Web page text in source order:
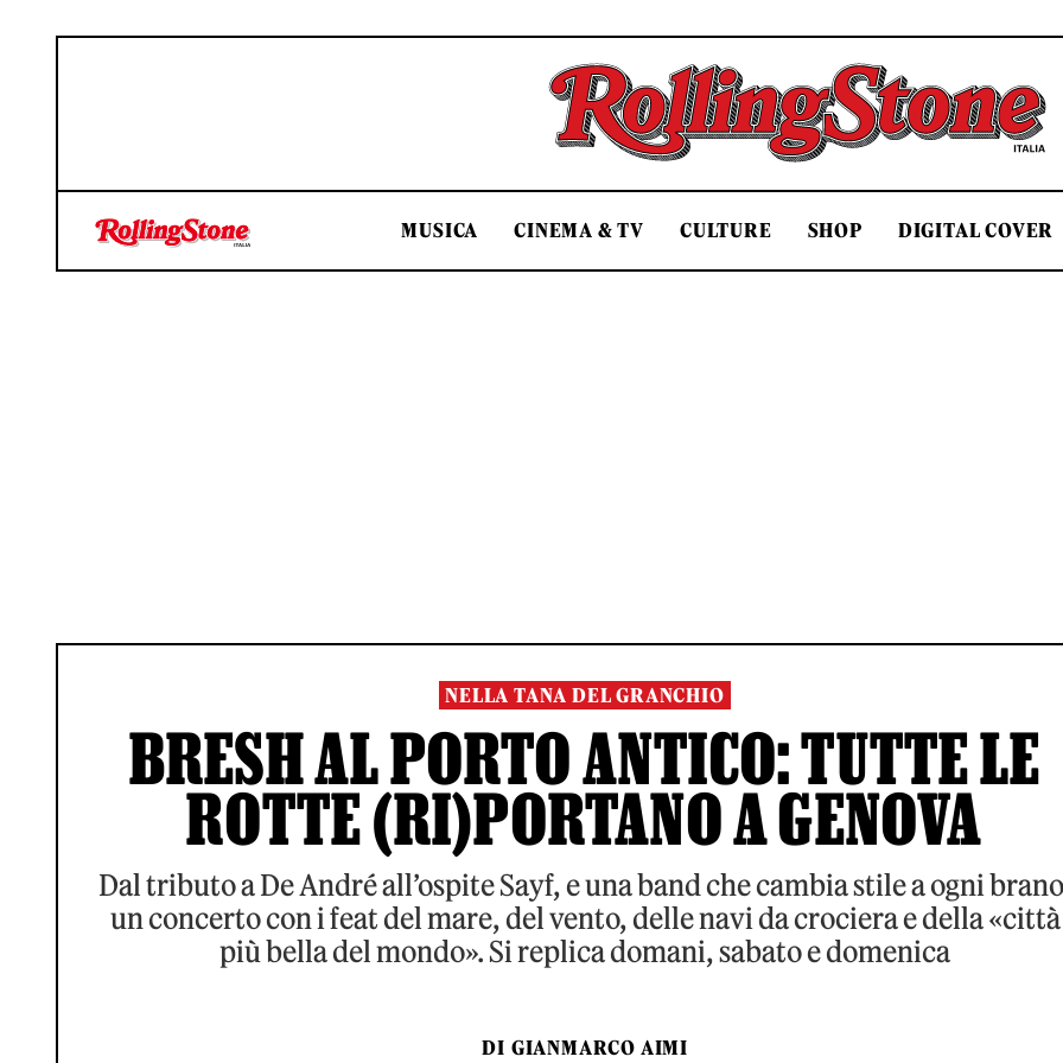
Rolling Stone Italia
MUSICA CINEMA & TV CULTURE SHOP DIGITAL COVER
NELLA TANA DEL GRANCHIO
BRESH AL PORTO ANTICO: TUTTE LE
ROTTE (RI)PORTANO A GENOVA
Dal tributo a De André all’ospite Sayf, e una band che cambia stile a ogni
un concerto con i feat del mare, del vento, delle navi da crociera e della «città
più bella del mondo». Si replica domani, sabato e domenica
DI GIANMARCO AIMI